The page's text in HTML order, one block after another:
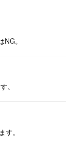
。
。
。